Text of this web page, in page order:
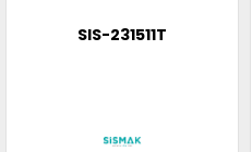
SIS-231511T